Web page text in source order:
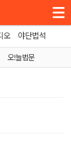
오 야단법석
오!늘법문
홈 »물음과 들음